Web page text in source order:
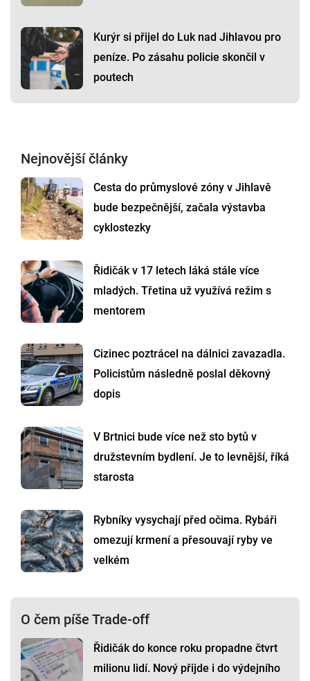
Kurýr si přijel do Luk nad Jihlavou pro
peníze. Po zásahu policie skončil v
poutech
Nejnovější články
Cesta do průmyslové zóny v Jihlavě
bude bezpečnější, začala výstavba
cyklostezky
Řidičák v 17 letech láká stále více
mladých. Třetina už využívá režim s
mentorem
Cizinec poztrácel na dálnici zavazadla.
Policistům následně poslal děkovný
dopis
V Brtnici bude více než sto bytů v
družstevním bydlení. Je to levnější, říká
starosta
Rybníky vysychají před očima. Rybáři
omezují krmení a přesouvají ryby ve
velkém
O čem píše Trade-off
Řidičák do konce roku propadne čtvrt
milionu lidí. Nový přijde i do výdejního